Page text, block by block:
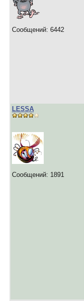
Сообщений: 6442
LESSA
Сообщений: 1891